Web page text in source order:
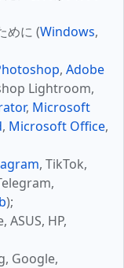
めに (Windows,
, Adobe
Lightroom,
, Microsoft
, Microsoft Office,
, TikTok,
);
ASUS, HP,
Google,